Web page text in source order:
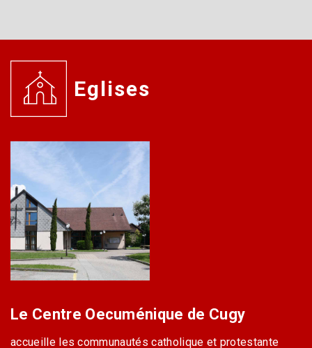
Eglises
Le Centre Oecuménique de Cugy
accueille les communautés catholique et protestante